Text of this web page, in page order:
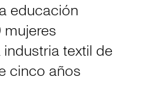
educación
mujeres
textil de
cinco años